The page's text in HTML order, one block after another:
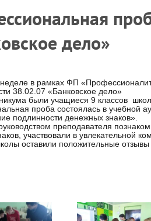
дело»
в рамках ФП
38.02.07 «Банковское дело»
были учащиеся 9 классов
проба состоялась в учебной
подлинности денежных знаков».
преподавателя
участвовали в увлекательной
оставили положительные